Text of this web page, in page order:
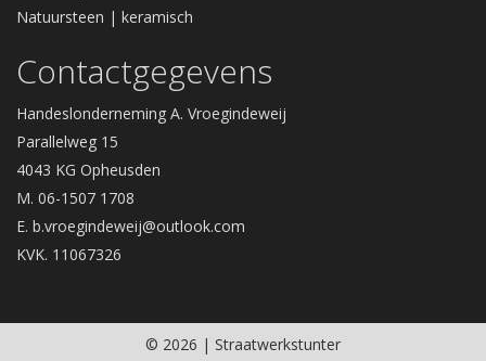
Natuursteen | keramisch
Contactgegevens
Handeslonderneming A. Vroegindeweij
Parallelweg 15
4043 KG Opheusden
M. 06-1507 1708
E. b.vroegindeweij@outlook.com
KVK. 11067326
© 2026 | Straatwerkstunter